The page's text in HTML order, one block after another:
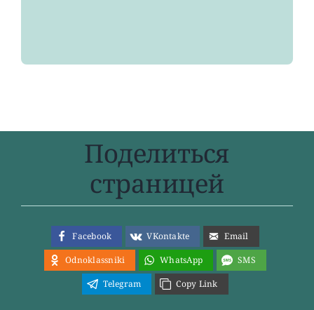
Поделиться
страницей
Facebook VKontakte
Email
Odnoklassniki
WhatsApp
SMS
Telegram
Copy Link